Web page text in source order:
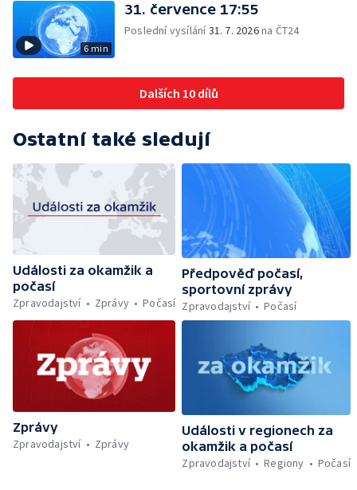
6 min
31. července 17:55
Poslední vysílání31. 7. 2026na ČT24
Dalších 10 dílů
Ostatní také sledují
Události za okamžik a
počasí
Zpravodajství
Zprávy Počasí
Předpověď počasí,
sportovní zprávy
Zpravodajství
Počasí
Zprávy
Zpravodajství
Zprávy
Události v regionech za
okamžik a počasí
Zpravodajství
Regiony Počasí